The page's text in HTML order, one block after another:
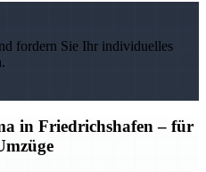
fordern Sie Ihr individuelles
in Friedrichshafen – für